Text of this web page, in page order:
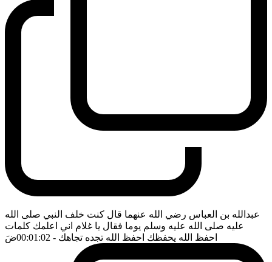
عبدالله بن العباس رضي الله عنهما قال كنت خلف النبي صلى الله
عليه صلى الله عليه وسلم يوما فقال يا غلام اني اعلمك كلمات
احفظ الله يحفظك احفظ الله تجده تجاهك - 00:01:02 ضَ